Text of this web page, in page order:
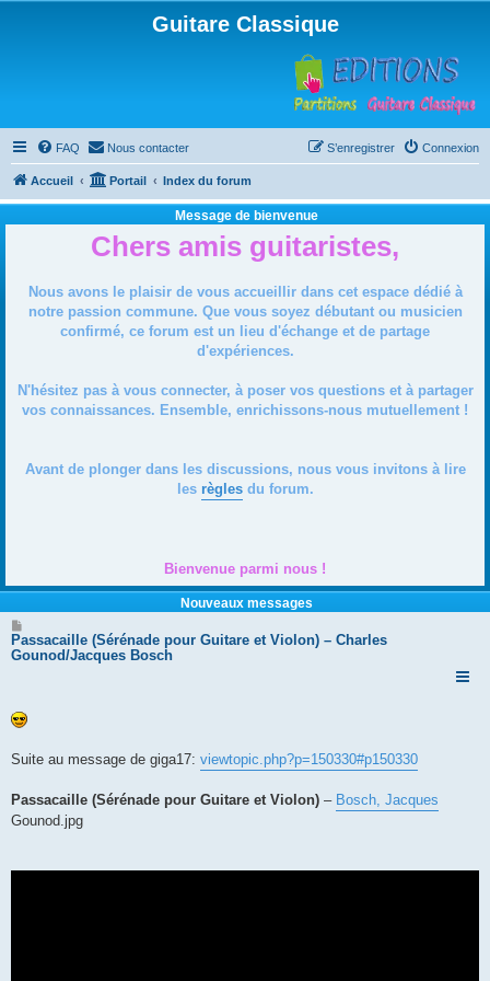
Guitare Classique
FAQ Nous contacter Connexion
S’enregistrer
Accueil Portail Index du forum
Message de bienvenue
Chers amis guitaristes,
Nous avons le plaisir de vous accueillir dans cet espace dédié à
notre passion commune. Que vous soyez débutant ou musicien
confirmé, ce forum est un lieu d'échange et de partage
d'expériences.
N'hésitez pas à vous connecter, à poser vos questions et à partager
vos connaissances. Ensemble, enrichissons-nous mutuellement !
Avant de plonger dans les discussions, nous vous invitons à lire
les règlesdu forum.
Bienvenue parmi nous !
Nouveaux messages
e
s
e
Passacaille (Sérénade pour Guitare et Violon) – Charles
Gounod/Jacques Bosch
Suite au message de giga17: viewtopic.php?p=150330#p150330
Passacaille (Sérénade pour Guitare et Violon) – Bosch, Jacques
Gounod.jpg